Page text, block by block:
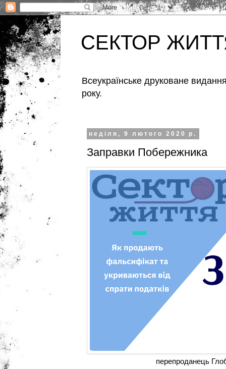
СЕКТОР
Всеукраїнське друковане
року.
неділя, 9 лютого 2020 р.
Заправки Побережника
перепроданець